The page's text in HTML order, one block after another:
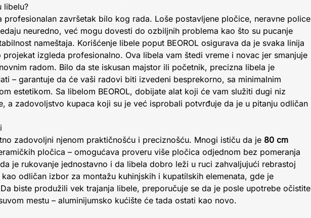
libelu?
profesionalan završetak bilo kog rada. Loše postavljene pločice, neravne police
neuredno, već mogu dovesti do ozbiljnih problema kao što su pucanje
nameštaja. Korišćenje libele poput BEOROL osigurava da je svaka linija
izgleda profesionalno. Ova libela vam štedi vreme i novac jer smanjuje
radom. Bilo da ste iskusan majstor ili početnik, precizna libela je
– garantuje da će vaši radovi biti izvedeni besprekorno, sa minimalnim
estetikom. Sa libelom BEOROL, dobijate alat koji će vam služiti dugi niz
a zadovoljstvo kupaca koji su je već isprobali potvrđuje da je u pitanju odličan
zadovoljni njenom praktičnošću i preciznošću. Mnogi ističu da je 80 cm
pločica – omogućava proveru više pločica odjednom bez pomeranja
je rukovanje jednostavno i da libela dobro leži u ruci zahvaljujući rebrastoj
odličan izbor za montažu kuhinjskih i kupatilskih elemenata, gde je
biste produžili vek trajanja libele, preporučuje se da je posle upotrebe očistite
mestu – aluminijumsko kućište će tada ostati kao novo.